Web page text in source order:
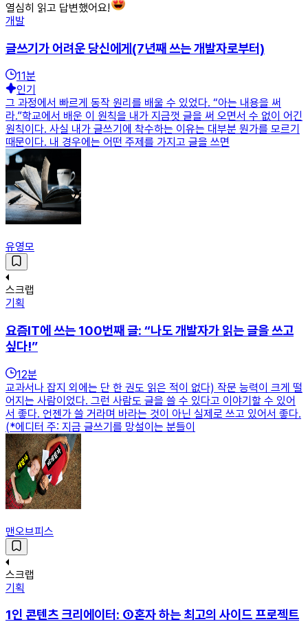
열심히 읽고 답변했어요!
개발
글쓰기가 어려운 당신에게(7년째 쓰는 개발자로부터)
11분
인기
그 과정에서 빠르게 동작 원리를 배울 수 있었다. “아는 내용을 써
라.”학교에서 배운 이 원칙을 내가 지금껏 글을 써 오면서 수 없이 어긴
원칙이다. 사실 내가 글쓰기에 착수하는 이유는 대부분 뭔가를 모르기
때문이다. 내 경우에는 어떤 주제를 가지고 글을 쓰면
유영모
스크랩
기획
요즘IT에 쓰는 100번째 글: “나도 개발자가 읽는 글을 쓰고
싶다!”
12분
교과서나 잡지 외에는 단 한 권도 읽은 적이 없다) 작문 능력이 크게 떨
어지는 사람이었다. 그런 사람도 글을 쓸 수 있다고 이야기할 수 있어
서 좋다. 언젠가 쓸 거라며 바라는 것이 아닌 실제로 쓰고 있어서 좋다.
(*에디터 주: 지금 글쓰기를 망설이는 분들이
맨오브피스
스크랩
기획
1인 콘텐츠 크리에이터: ①혼자 하는 최고의 사이드 프로젝트